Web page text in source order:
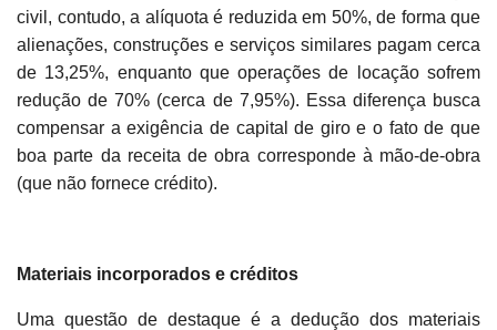
civil, contudo, a alíquota é reduzida em 50%, de forma que
alienações, construções e serviços similares pagam cerca
de 13,25%, enquanto que operações de locação sofrem
redução de 70% (cerca de 7,95%). Essa diferença busca
compensar a exigência de capital de giro e o fato de que
boa parte da receita de obra corresponde à mão-de-obra
(que não fornece crédito).
Materiais incorporados e créditos
Uma questão de destaque é a dedução dos materiais